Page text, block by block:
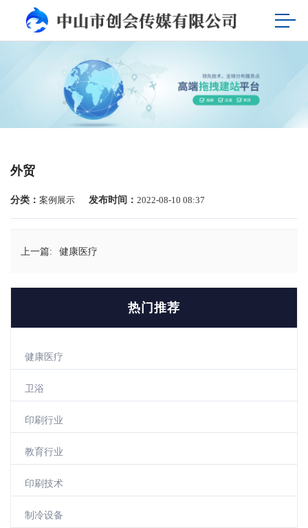
外贸
分类： 案例展示 发布时间： 2022-08-10 08:37
上一篇: 健康医疗
热门推荐
健康医疗
卫浴
印刷行业
教育行业
印刷技术
制冷设备